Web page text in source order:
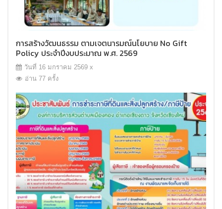
การสร้างวัฒนธรรม ตามเจตนารมณ์นโยบาย No Gift
Policy ประจำปีงบประมาณ พ.ศ. 2569
วันที่ 16 มกราคม 2569 x
อ่าน 77 ครั้ง